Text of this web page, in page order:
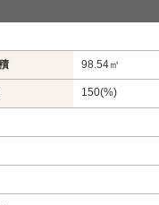
98.54㎡
150(%)